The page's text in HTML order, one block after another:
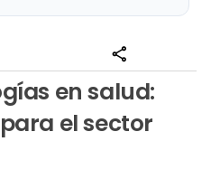
share
en salud:
el sector